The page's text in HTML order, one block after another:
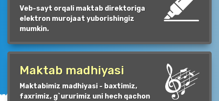
Veb-sayt orqali maktab direktoriga
elektron murojaat yuborishingiz
mumkin.
Maktab madhiyasi
Maktabimiz madhiyasi - baxtimiz,
faxrimiz, g`ururimiz uni hech qachon